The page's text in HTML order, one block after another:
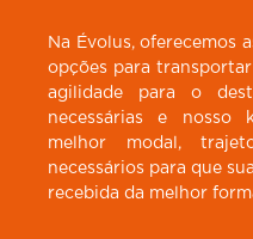
Na Évolus, oferecemos
opções para
agilidade para o
necessárias e nosso
melhor modal,
necessários para que
recebida da melhor